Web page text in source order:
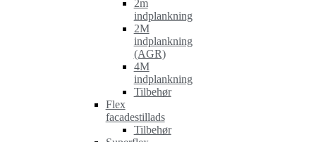
2m
indplankning
2M
indplankning
(AGR)
4M
indplankning
Tilbehør
Flex
facadestillads
Tilbehør